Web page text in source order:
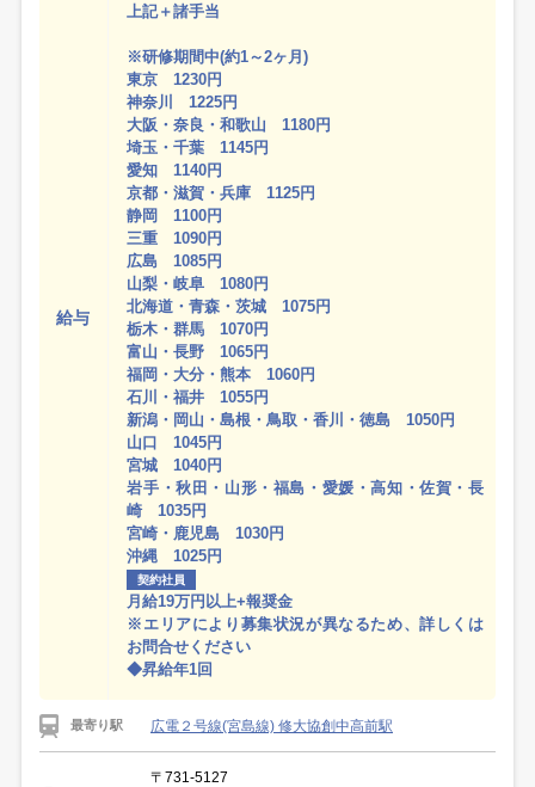
給与
上記＋諸手当
※研修期間中(約1～2ヶ月)
東京 1230円
神奈川 1225円
大阪・奈良・和歌山 1180円
埼玉・千葉 1145円
愛知 1140円
京都・滋賀・兵庫 1125円
静岡 1100円
三重 1090円
広島 1085円
山梨・岐阜 1080円
北海道・青森・茨城 1075円
栃木・群馬 1070円
富山・長野 1065円
福岡・大分・熊本 1060円
石川・福井 1055円
新潟・岡山・島根・鳥取・香川・徳島 1050円
山口 1045円
宮城 1040円
岩手・秋田・山形・福島・愛媛・高知・佐賀・長
崎 1035円
宮崎・鹿児島 1030円
沖縄 1025円
契約社員
月給19万円以上+報奨金
※エリアにより募集状況が異なるため、詳しくは
お問合せください
◆昇給年1回
最寄り駅 広電２号線(宮島線) 修大協創中高前駅
〒731-5127